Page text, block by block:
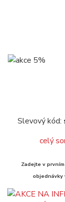
Slevový kód:
celý
Zadejte v
objednávky